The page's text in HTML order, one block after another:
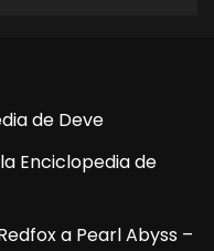
de Deve
Enciclopedia de
a Pearl Abyss –